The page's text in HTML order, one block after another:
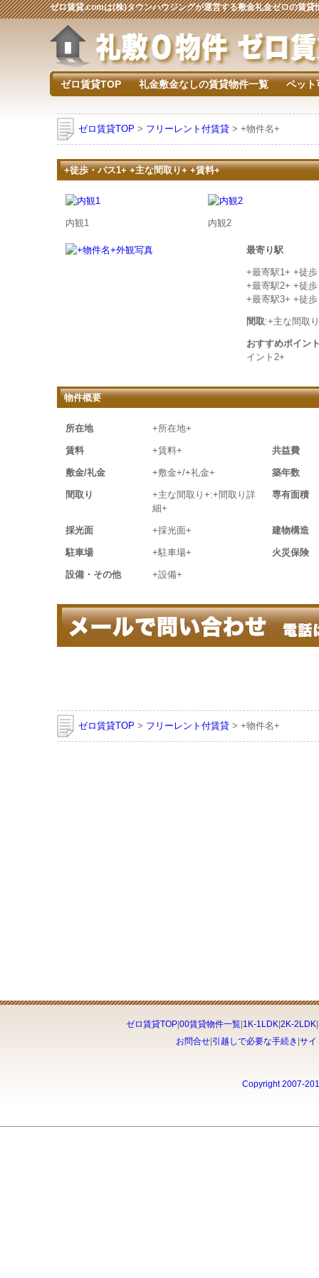
ゼロ賃貸.comは(株)タウンハウジングが運営する敷金礼金ゼロの賃貸
ゼロ賃貸TOP 礼金敷金なしの賃貸物件一覧 ペット
ゼロ賃貸TOP > フリーレント付賃貸 > +物件名+
+徒歩・バス1+ +主な間取り+ +賃料+
内観1 内観2
最寄り駅
+最寄駅1+ +徒
+最寄駅2+ +徒
+最寄駅3+ +徒
間取:+主な間取
おすすめポイン
イント2+
物件概要
所在地 +所在地+
賃料 +賃料+ 共益費
敷金/礼金 +敷金+/+礼金+ 築年数
間取り
+主な間取り+:+間取り詳
細+
専有面積
採光面 +採光面+ 建物構造
駐車場 +駐車場+ 火災保険
設備・その他 +設備+
ゼロ賃貸TOP > フリーレント付賃貸 > +物件名+
ゼロ賃貸TOP| 00賃貸物件一覧| 1K-1LDK| 2K-2LDK|
お問合せ 引越しで必要な手続き サイ
Copyright 2007-